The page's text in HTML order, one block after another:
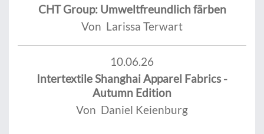
CHT Group: Umweltfreundlich färben
Von Larissa Terwart
10.06.26
Intertextile Shanghai Apparel Fabrics -
Autumn Edition
Von Daniel Keienburg